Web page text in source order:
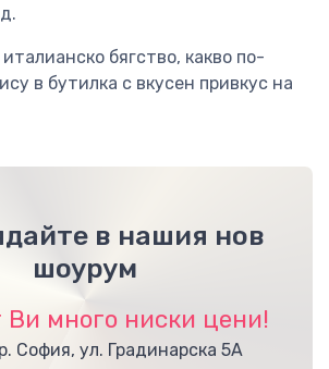
бягство, какво по-
в бутилка с вкусен привкус на
в нашия нов
шоурум
Ви много ниски цени!
София, ул. Градинарска 5А